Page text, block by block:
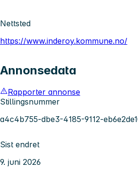
Nettsted
https://www.inderoy.kommune.no/
Annonsedata
Rapporter annonse
Stillingsnummer
a4c4b755-dbe3-4185-9112-
Sist endret
9. juni 2026